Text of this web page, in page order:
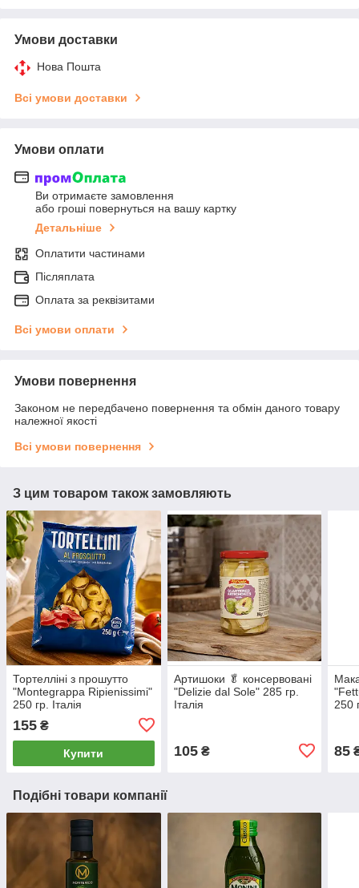
Умови доставки
Нова Пошта
Всі умови доставки
Умови оплати
Ви отримаєте замовлення
або гроші повернуться на вашу картку
Детальніше
Оплатити частинами
Післяплата
Оплата за реквізитами
Всі умови оплати
Умови повернення
Законом не передбачено повернення та обмін даного товару
належної якості
Всі умови повернення
З цим товаром також замовляють
Тортелліні з прошутто
"Montegrappa Ripienissimi"
250 гр. Італія
155 ₴
Купити
Артишоки 🥬 консервовані
"Delizie dal Sole" 285 гр.
Італія
105₴
250
85
Подібні товари компанії